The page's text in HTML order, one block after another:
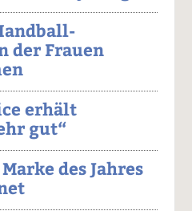
der Frauen
erhält
gut“
des Jahres